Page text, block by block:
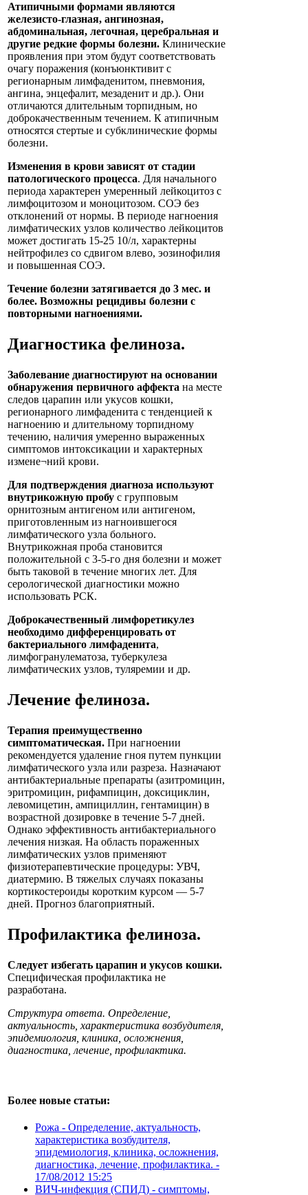
Атипичными формами являются
железисто-глазная, ангинозная,
абдоминальная, легочная, церебральная и
другие редкие формы болезни. Клинические
проявления при этом будут соответствовать
очагу поражения (конъюнктивит с
регионарным лимфаденитом, пневмония,
ангина, энцефалит, мезаденит и др.). Они
отличаются длительным торпидным, но
доброкачественным течением. К атипичным
относятся стертые и субклинические формы
болезни.
Изменения в крови зависят от стадии
патологического процесса. Для начального
периода характерен умеренный лейкоцитоз с
лимфоцитозом и моноцитозом. СОЭ без
отклонений от нормы. В периоде нагноения
лимфатических узлов количество лейкоцитов
может достигать 15-25 10/л, характерны
нейтрофилез со сдвигом влево, эозинофилия
и повышенная СОЭ.
Течение болезни затягивается до 3 мес. и
более. Возможны рецидивы болезни с
повторными нагноениями.
Диагностика фелиноза.
Заболевание диагностируют на основании
обнаружения первичного аффекта на месте
следов царапин или укусов кошки,
регионарного лимфаденита с тенденцией к
нагноению и длительному торпидному
течению, наличия умеренно выраженных
симптомов интоксикации и характерных
измене¬ний крови.
Для подтверждения диагноза используют
внутрикожную пробу с групповым
орнитозным антигеном или антигеном,
приготовленным из нагноившегося
лимфатического узла больного.
Внутрикожная проба становится
положительной с 3-5-го дня болезни и может
быть таковой в течение многих лет. Для
серологической диагностики можно
использовать РСК.
Доброкачественный лимфоретикулез
необходимо дифференцировать от
бактериального лимфаденита,
лимфогранулематоза, туберкулеза
лимфатических узлов, туляремии и др.
Лечение фелиноза.
Терапия преимущественно
симптоматическая. При нагноении
рекомендуется удаление гноя путем пункции
лимфатического узла или разреза. Назначают
антибактериальные препараты (азитромицин,
эритромицин, рифампицин, доксициклин,
левомицетин, ампициллин, гентамицин) в
возрастной дозировке в течение 5-7 дней.
Однако эффективность антибактериального
лечения низкая. На область пораженных
лимфатических узлов применяют
физиотерапевтические процедуры: УВЧ,
диатермию. В тяжелых случаях показаны
кортикостероиды коротким курсом — 5-7
дней. Прогноз благоприятный.
Профилактика фелиноза.
Следует избегать царапин и укусов кошки.
Специфическая профилактика не
разработана.
Структура ответа. Определение,
актуальность, характеристика возбудителя,
эпидемиология, клиника, осложнения,
диагностика, лечение, профилактика.
Более новые статьи:
Рожа - Определение, актуальность,
характеристика возбудителя,
эпидемиология, клиника, осложнения,
диагностика, лечение, профилактика. -
17/08/2012 15:25
ВИЧ-инфекция (СПИД) - симптомы,